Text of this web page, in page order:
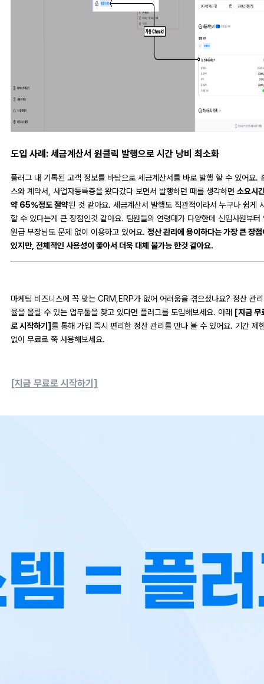
도입 사례: 세금계산서 원클릭 발행으로 시간 낭비 최소화
플러그 내 기록된 고객 정보를 바탕으로 세금계산서를 바로 발행 할 수 있어요.
스와 계약서, 사업자등록증을 왔다갔다 보면서 발행하던 때를 생각하면 소요시
약 65%정도 절약된 것 같아요. 세금계산서 발행도 직관적이라서 누구나 쉽게
할 수 있다는게 큰 장점인것 같아요. 팀원들의 연령대가 다양한데 신입사원부터
원급 부장님도 문제 없이 이용하고 있어요. 정산 관리에 용이하다는 가장 큰 장점
있지만, 전체적인 사용성이 좋아서 더욱 대체 불가능 한것 같아요.
마케팅 비즈니스에 꼭 맞는 CRM,ERP가 없어 어려움을 겪으셨나요? 정산 관
율을 올릴 수 있는 업무툴을 찾고 있다면 플러그를 도입해보세요. 아래 [지금 무
로 시작하기] 를 통해 가입 즉시 편리한 정산 관리를 만나 볼 수 있어요. 기간 제
없이 무료로 쭉 사용해보세요.
[지금 무료로 시작하기]